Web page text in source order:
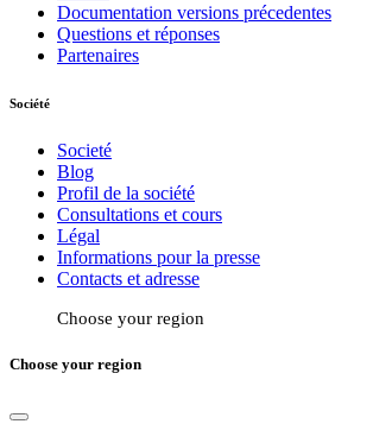
Documentation versions précedentes
Questions et réponses
Partenaires
Société
Societé
Blog
Profil de la société
Consultations et cours
Légal
Informations pour la presse
Contacts et adresse
Choose your region
Choose your region